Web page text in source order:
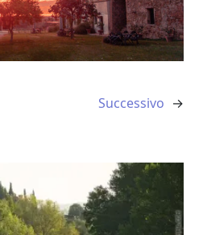
Successivo →